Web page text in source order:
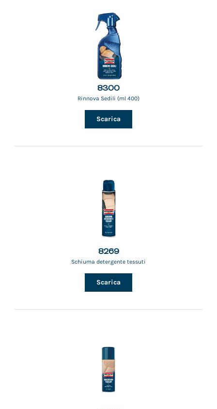
8300
Rinnova Sedili (ml 400)
Scarica
8269
Schiuma detergente tessuti
Scarica